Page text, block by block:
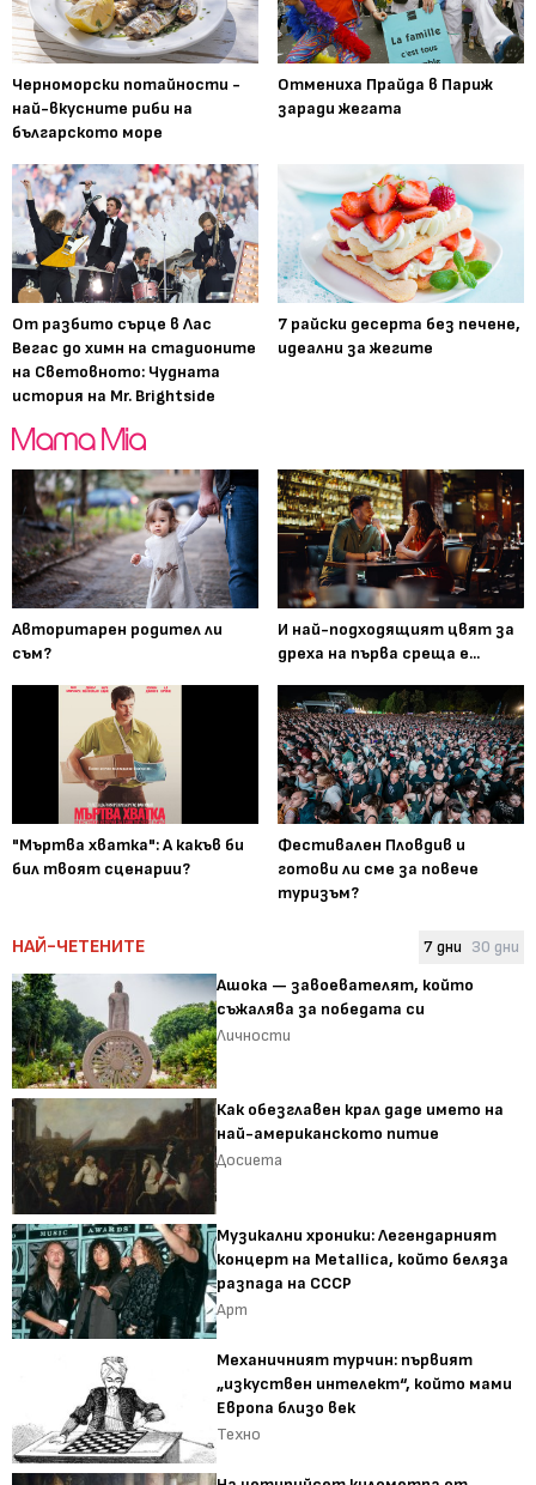
Черноморски потайности -
най-вкусните риби на
българското море
Отмениха Прайда в Париж
заради жегата
От разбито сърце в Лас
Вегас до химн на стадионите
на Световното: Чудната
история на Mr. Brightside
7 райски десерта без печене,
идеални за жегите
Авторитарен родител ли
съм?
И най-подходящият цвят за
дреха на първа среща е...
"Мъртва хватка": А какъв би
бил твоят сценарии?
Фестивален Пловдив и
готови ли сме за повече
туризъм?
НАЙ-ЧЕТЕНИТЕ 7 дни 30 дни
Ашока — завоевателят, който
съжалява за победата си
Личности
Как обезглавен крал даде името на
най-американското питие
Досиета
Музикални хроники: Легендарният
концерт на Metallica, който беляза
разпада на СССР
Арт
Механичният турчин: първият
„изкуствен интелект“, който мами
Европа близо век
Техно